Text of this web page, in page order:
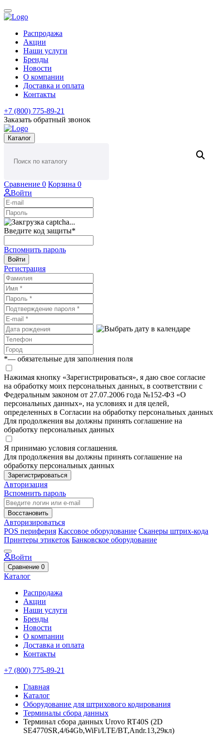
Распродажа
Акции
Наши услуги
Бренды
Новости
О компании
Доставка и оплата
Контакты
+7 (800) 775-89-21
Заказать обратный звонок
Каталог
Сравнение 0 Корзина 0
Войти
Введите код защиты*
Вспомнить пароль
Войти
Регистрация
*— обязательные для заполнения поля
Нажимая кнопку «Зарегистрироваться», я даю свое согласие
на обработку моих персональных данных, в соответствии с
Федеральным законом от 27.07.2006 года №152-ФЗ «О
персональных данных», на условиях и для целей,
определенных в Согласии на обработку персональных данных
Для продолжения вы должны принять соглашение на
обработку персональных данных
Я принимаю условия соглашения.
Для продолжения вы должны принять соглашение на
обработку персональных данных
Зарегистрироваться
Авторизация
Вспомнить пароль
Восстановить
Авторизироваться
POS периферия Кассовое оборудование Сканеры штрих-кода
Принтеры этикеток Банковское оборудование
Войти
Сравнение 0
Каталог
Распродажа
Акции
Наши услуги
Бренды
Новости
О компании
Доставка и оплата
Контакты
+7 (800) 775-89-21
Главная
Каталог
Оборудование для штрихового кодирования
Терминалы сбора данных
Терминал сбора данных Urovo RT40S (2D
SE4770SR,4/64Gb,WiFi/LTE/BT,Andr.13,29кл)